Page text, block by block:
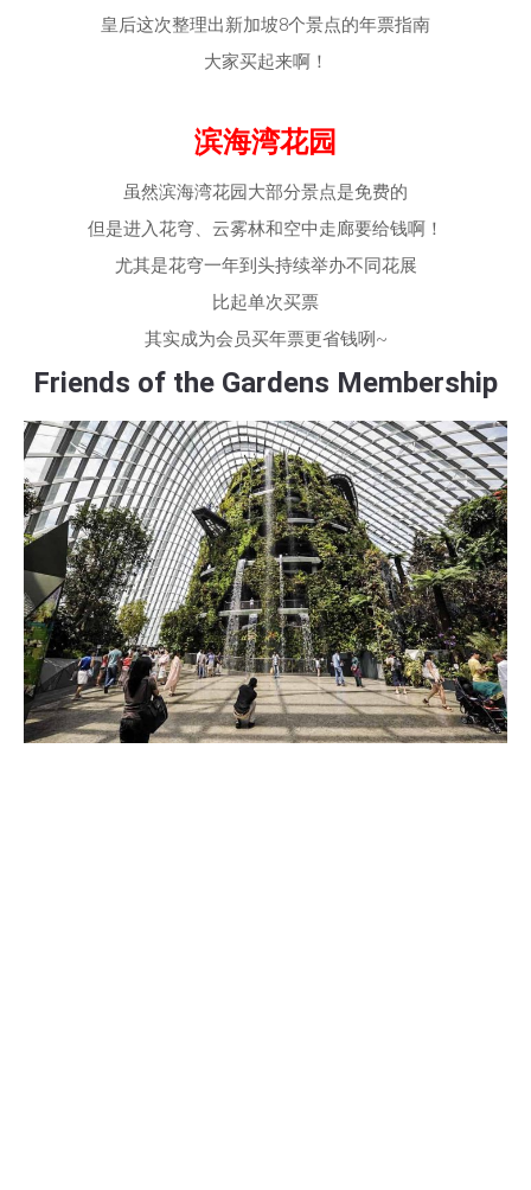
皇后这次整理出新加坡8个景点的年票指南
大家买起来啊！
滨海湾花园
虽然滨海湾花园大部分景点是免费的
但是进入花穹、云雾林和空中走廊要给钱啊！
尤其是花穹一年到头持续举办不同花展
比起单次买票
其实成为会员买年票更省钱咧~
Friends of the Gardens Membership